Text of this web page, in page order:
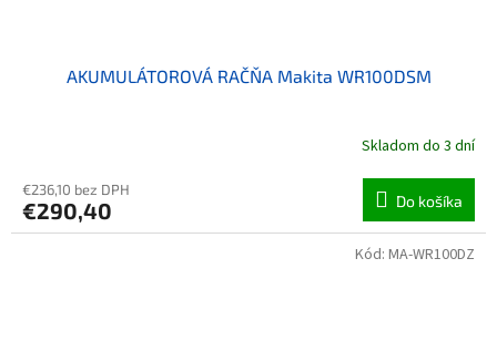
AKUMULÁTOROVÁ RAČŇA Makita WR100DSM
Skladom do 3 dní
€236,10 bez DPH
€290,40 Do košíka
Kód: MA-WR100DZ